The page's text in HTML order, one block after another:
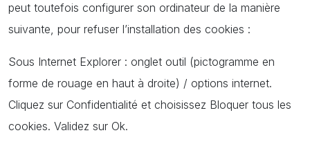
peut toutefois configurer son ordinateur de la manière
suivante, pour refuser l’installation des cookies :
Sous Internet Explorer : onglet outil (pictogramme en
forme de rouage en haut à droite) / options internet.
Cliquez sur Confidentialité et choisissez Bloquer tous les
cookies. Validez sur Ok.